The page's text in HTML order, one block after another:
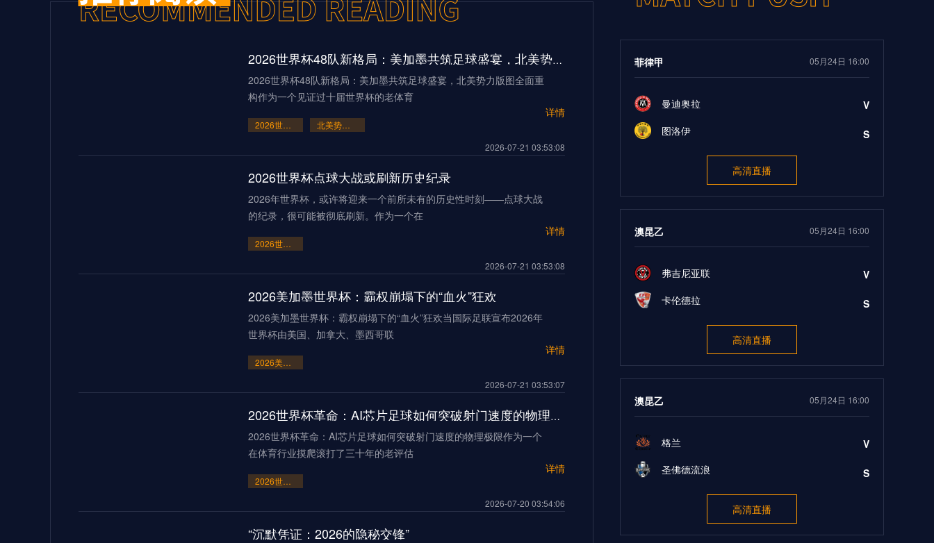
2026世界杯48队新格局：美加墨共筑足球盛宴，北美势力版图全面重构
2026世界杯48队新格局：美加墨共筑足球盛宴，北美势力版图全面重
构作为一个见证过十届世界杯的老体育
详情
2026世界杯48队新格局：美加墨共筑足球盛宴
北美势力版图全面重构
2026-07-21 03:53:08
2026世界杯点球大战或刷新历史纪录
2026年世界杯，或许将迎来一个前所未有的历史性时刻——点球大战
的纪录，很可能被彻底刷新。作为一个在
详情
2026世界杯点球大战或刷新历史纪录
2026-07-21 03:53:08
2026美加墨世界杯：霸权崩塌下的“血火”狂欢
2026美加墨世界杯：霸权崩塌下的“血火”狂欢当国际足联宣布2026年
世界杯由美国、加拿大、墨西哥联
详情
2026美加墨世界杯：霸权崩塌下的“血火”狂欢
2026-07-21 03:53:07
2026世界杯革命：AI芯片足球如何突破射门速度的物理极限
2026世界杯革命：AI芯片足球如何突破射门速度的物理极限作为一个
在体育行业摸爬滚打了三十年的老评估
详情
2026世界杯革命：AI芯片足球如何突破射门速度的物理极限
2026-07-20 03:54:06
“沉默凭证：2026的隐秘交锋”
菲律甲 05月24日 16:00
曼迪奥拉
图洛伊
V
S
高清直播
澳昆乙 05月24日 16:00
弗吉尼亚联
卡伦德拉
V
S
高清直播
澳昆乙 05月24日 16:00
格兰
圣佛德流浪
V
S
高清直播